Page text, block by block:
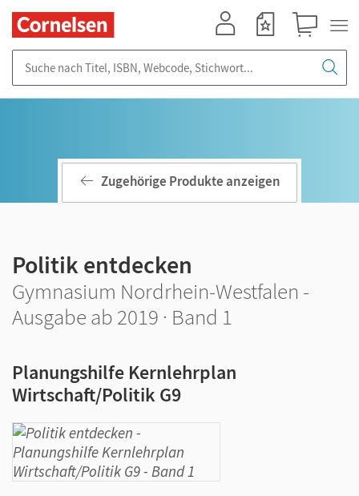
Zugehörige Produkte anzeigen
Politik entdecken
Gymnasium Nordrhein-Westfalen -
Ausgabe ab 2019 · Band 1
Planungshilfe Kernlehrplan
Wirtschaft/Politik G9